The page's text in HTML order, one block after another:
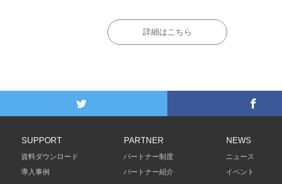
詳細はこちら
SUPPORT
資料ダウンロード
導入事例
PARTNER
パートナー制度
パートナー紹介
NEWS
ニュース
イベント